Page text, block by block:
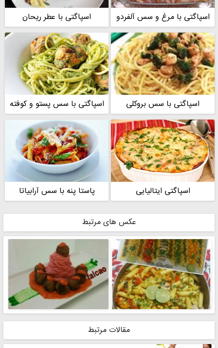
سیما الهام اسپاگتی با مرغ و سس آلفردو اسپاگتی با عطر ریحان
اسپاگتی با سس بروکلی اسپاگتی با سس پستو و کوفته
اسپاگتی ایتالیایی پاستا پنه با سس آرابیاتا
عکس های مرتبط
مقالات مرتبط